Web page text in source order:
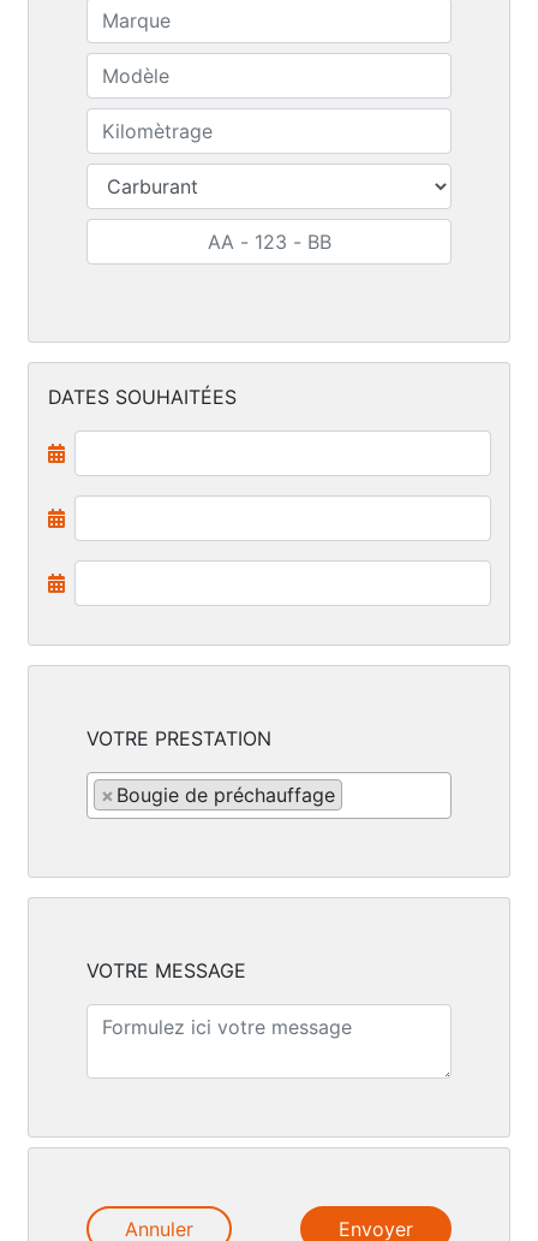
DATES SOUHAITÉES
VOTRE PRESTATION
× Bougie de préchauffage
VOTRE MESSAGE
Annuler